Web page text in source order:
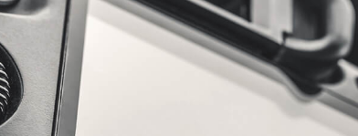
Usługi retuszu biżuterii Dane Treningowe AI